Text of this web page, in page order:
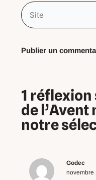
Site
1
de l’Avent
notre
Godec
novembre